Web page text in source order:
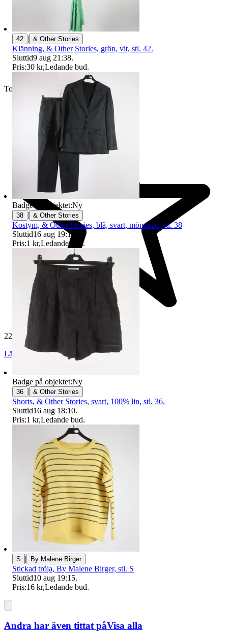
Toppsäljare
229 528 omdömen
Läs omdömen Följ
42 | & Other Stories
Klänning, & Other Stories, grön, vit, stl. 42.
Sluttid9 aug 21:38.
Pris:30 kr,Ledande bud.
Badge på objektet:Ny
38 | & Other Stories
Kostym, & Other Stories, blå, svart, mönstrad, stl. 38
Sluttid16 aug 19:12
Pris:1 kr,Ledande bud.
Badge på objektet:Ny
36 | & Other Stories
Shorts, & Other Stories, svart, 100% lin, stl. 36.
Sluttid16 aug 18:10.
Pris:1 kr,Ledande bud.
S | By Malene Birger
Stickad tröja, By Malene Birger, stl. S
Sluttid10 aug 19:15.
Pris:16 kr,Ledande bud.
Andra har även tittat påVisa alla